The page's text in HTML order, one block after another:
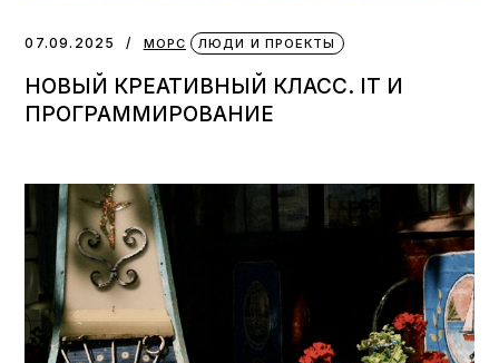
07.09.2025 МОРС ЛЮДИ И ПРОЕКТЫ
НОВЫЙ КРЕАТИВНЫЙ КЛАСС. IT И
ПРОГРАММИРОВАНИЕ